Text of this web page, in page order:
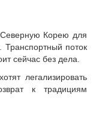
Корею для
Транспортный поток
сейчас без дела.
легализировать
к традициям